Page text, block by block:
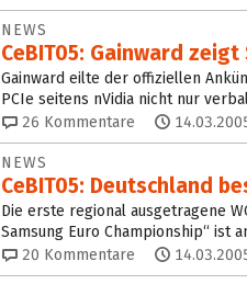
NEWS
CeBIT05: Gainward
Gainward eilte der offiziellen
PCIe seitens nVidia nicht nur
26 Kommentare
NEWS
CeBIT05: Deutschland
Die erste regional ausgetragene
Samsung Euro Championship“ ist
20 Kommentare